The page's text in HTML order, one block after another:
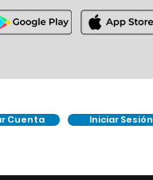
Cuenta Iniciar Sesión